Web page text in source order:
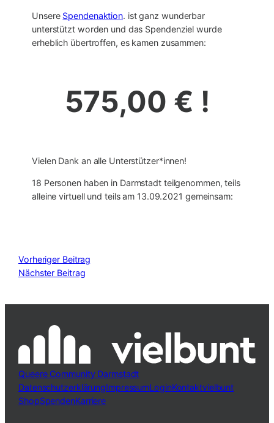
Unsere Spendenaktion. ist ganz wunderbar
unterstützt worden und das Spendenziel wurde
erheblich übertroffen, es kamen zusammen:
575,00 € !
Vielen Dank an alle Unterstützer*innen!
18 Personen haben in Darmstadt teilgenommen, teils
alleine virtuell und teils am 13.09.2021 gemeinsam:
Vorheriger Beitrag
Nächster Beitrag
Queere Community Darmstadt
DatenschutzerklärungImpressumLoginKontaktvielbunt
ShopSpendenKarriere